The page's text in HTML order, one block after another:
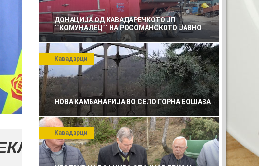
ДОНАЦИЈА ОД КАВАДАРЕЧКОТО ЈП
``КОМУНАЛЕЦ`` НА РОСОМАНСКОТО ЈАВНО
ПРЕТПРИЈАТИЕ ЗА КОМУНАЛНО УСЛУГИ
НОВА КАМБАНАРИЈА ВО СЕЛО ГОРНА БОШАВА
Кавадарци
Кавадарци